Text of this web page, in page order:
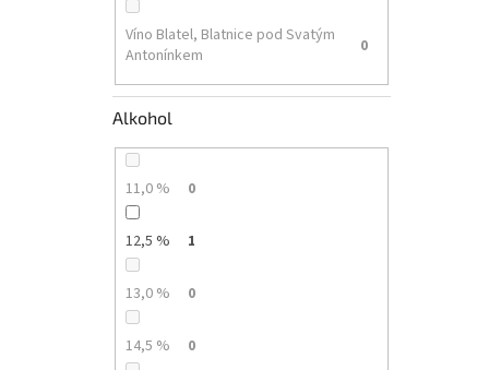
Víno Blatel, Blatnice pod Svatým
Antonínkem
0
Alkohol
11,0 % 0
12,5 % 1
13,0 % 0
14,5 % 0